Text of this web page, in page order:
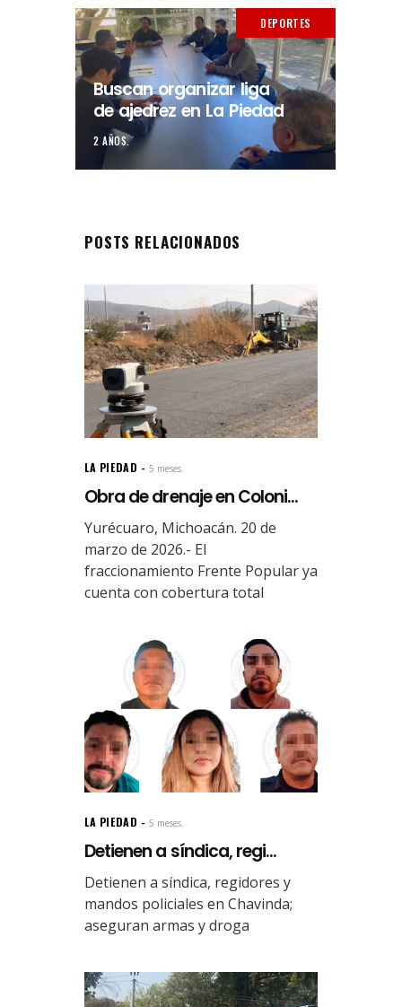
DEPORTES
Buscan organizar liga
de ajedrez en La Piedad
2 AÑOS.
POSTS RELACIONADOS
LA PIEDAD 5 meses.
Obra de drenaje en Coloni...
Yurécuaro, Michoacán. 20 de
marzo de 2026.- El
fraccionamiento Frente Popular ya
cuenta con cobertura total
LA PIEDAD 5 meses.
Detienen a síndica, regi...
Detienen a síndica, regidores y
mandos policiales en Chavinda;
aseguran armas y droga